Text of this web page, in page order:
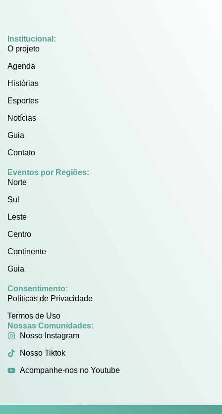
Institucional:
O projeto
Agenda
Histórias
Esportes
Notícias
Guia
Contato
Eventos por Regiões:
Norte
Sul
Leste
Centro
Continente
Guia
Consentimento:
Políticas de Privacidade
Termos de Uso
Nossas Comunidades:
Nosso Instagram
Nosso Tiktok
Acompanhe-nos no Youtube